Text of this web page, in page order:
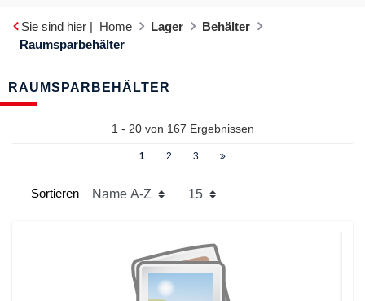
Sie sind hier | Home Lager
Behälter
Raumsparbehälter
RAUMSPARBEHÄLTER
1 - 20 von 167 Ergebnissen
1 2 3
Sortieren